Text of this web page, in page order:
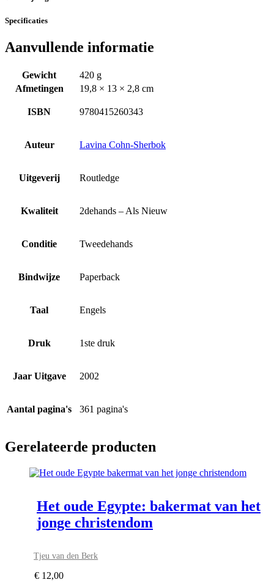
Specificaties
Aanvullende informatie
Gewicht
420 g
Afmetingen
19,8 × 13 × 2,8 cm
ISBN 9780415260343
Auteur Lavina Cohn-Sherbok
Uitgeverij Routledge
Kwaliteit 2dehands – Als Nieuw
Conditie Tweedehands
Bindwijze Paperback
Taal Engels
Druk 1ste druk
Jaar Uitgave 2002
Aantal pagina's 361 pagina's
Gerelateerde producten
Het oude Egypte: bakermat van het
jonge christendom
Tjeu van den Berk
€ 12,00